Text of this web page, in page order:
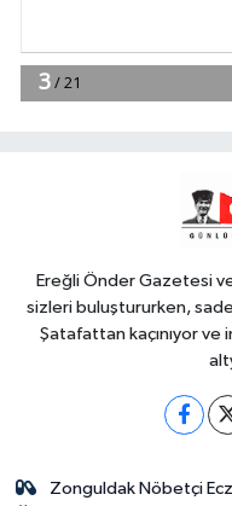
Ereğli Önder Gazetesi
sizleri buluştururken,
Şatafattan kaçınıyor
Zonguldak Nöbetçi